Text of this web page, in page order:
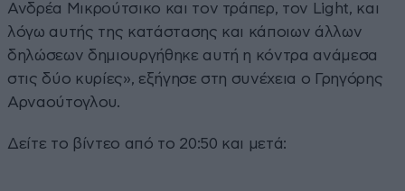
Ανδρέα Μικρούτσικο και τον τράπερ, τον Light, και
λόγω αυτής της κατάστασης και κάποιων άλλων
δηλώσεων δημιουργήθηκε αυτή η κόντρα ανάμεσα
στις δύο κυρίες», εξήγησε στη συνέχεια ο Γρηγόρης
Αρναούτογλου.
Δείτε το βίντεο από το 20:50 και μετά: